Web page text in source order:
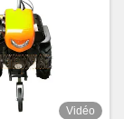
Vidéo